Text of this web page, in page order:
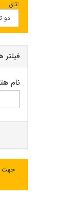
اتاق
نام
جهت